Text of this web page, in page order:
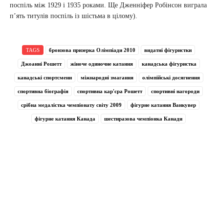
поспіль між 1929 і 1935 роками. Ще Дженніфер Робінсон виграла
п’ять титулів поспіль із шістьма в цілому).
TAGS бронзова призерка Олімпіади 2010 видатні фігуристки
Джоанні Рошетт жіноче одиночне катання канадська фігуристка
канадські спортсмени міжнародні змагання олімпійські досягнення
спортивна біографія спортивна кар'єра Рошетт спортивні нагороди
срібна медалістка чемпіонату світу 2009 фігурне катання Ванкувер
фігурне катання Канада шестиразова чемпіонка Канади